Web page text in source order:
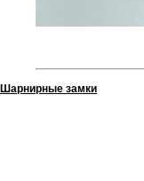
Шарнирные замки